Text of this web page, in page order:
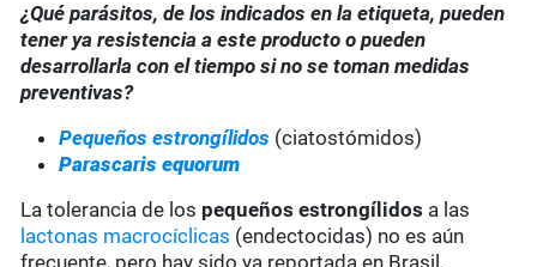
¿Qué parásitos, de los indicados en la etiqueta, pueden
tener ya resistencia a este producto o pueden
desarrollarla con el tiempo si no se toman medidas
preventivas?
Pequeños estrongílidos (ciatostómidos)
Parascaris equorum
La tolerancia de los pequeños estrongílidos a las
lactonas macrocíclicas (endectocidas) no es aún